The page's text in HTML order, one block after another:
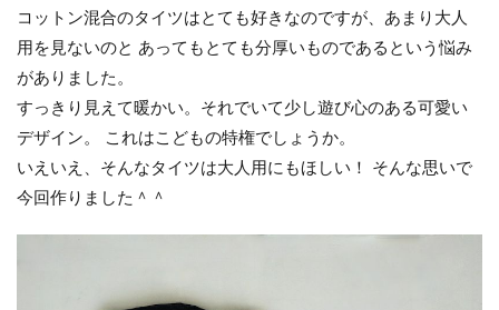
コットン混合のタイツはとても好きなのですが、あまり大人
用を見ないのと あってもとても分厚いものであるという悩み
がありました。
すっきり見えて暖かい。それでいて少し遊び心のある可愛い
デザイン。 これはこどもの特権でしょうか。
いえいえ、そんなタイツは大人用にもほしい！ そんな思いで
今回作りました＾＾